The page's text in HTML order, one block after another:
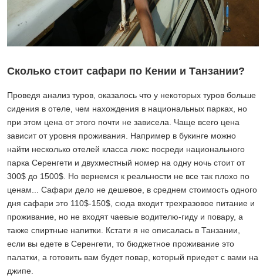
Сколько стоит сафари по Кении и Танзании?
Проведя анализ туров, оказалось что у некоторых туров больше
сидения в отеле, чем нахождения в национальных парках, но
при этом цена от этого почти не зависела. Чаще всего цена
зависит от уровня проживания. Например в букинге можно
найти несколько отелей класса люкс посреди национального
парка Серенгети и двухместный номер на одну ночь стоит от
300$ до 1500$. Но вернемся к реальности не все так плохо по
ценам... Сафари дело не дешевое, в среднем стоимость одного
дня сафари это 110$-150$, сюда входит трехразовое питание и
проживание, но не входят чаевые водителю-гиду и повару, а
также спиртные напитки. Кстати я не описалась в Танзании,
если вы едете в Серенгети, то бюджетное проживание это
палатки, а готовить вам будет повар, который приедет с вами на
джипе.